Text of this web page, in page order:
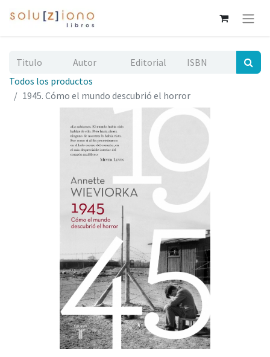
Todos los productos
1945. Cómo el mundo descubrió el horror